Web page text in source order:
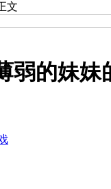
文
弱的妹妹